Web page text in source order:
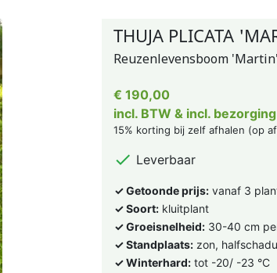
THUJA PLICATA
Reuzenlevensboom 'Martin'
€ 190,00
incl. BTW & incl. bezorging
15% korting bij zelf afhalen (op
 Leverbaar
✓ Getoonde prijs:vanaf 3
✓ Soort:kluitplant
✓ Groeisnelheid:30-40 cm
✓ Standplaats:zon,
✓ Winterhard:tot -20/ -23 °C